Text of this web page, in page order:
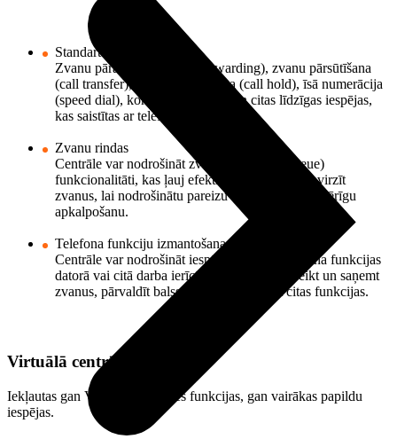
Standarta iespējas
Zvanu pāradresācija (call forwarding), zvanu pārsūtīšana
(call transfer), zvanu pieturēšana (call hold), īsā numerācija
(speed dial), konferences zvans un citas līdzīgas iespējas,
kas saistītas ar telefona saziņu.
Zvanu rindas
Centrāle var nodrošināt zvanu rindu (call queue)
funkcionalitāti, kas ļauj efektīvi pārvaldīt un novirzīt
zvanus, lai nodrošinātu pareizu izkliedi un vienmērīgu
apkalpošanu.
Telefona funkciju izmantošana datorā
Centrāle var nodrošināt iespēju izmantot telefona funkcijas
datorā vai citā darba ierīcē, piemēram, var veikt un saņemt
zvanus, pārvaldīt balss pastu un izmantot citas funkcijas.
Virtuālā centrāle+
Iekļautas gan Virtuālās centrāles funkcijas, gan vairākas papildu
iespējas.